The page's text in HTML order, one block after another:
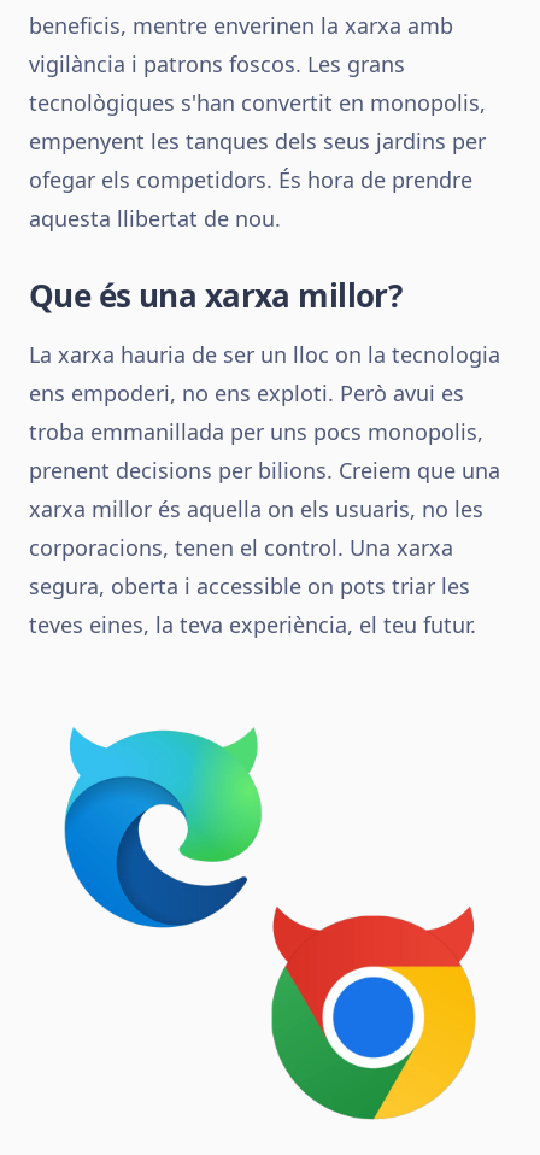
beneficis, mentre enverinen la xarxa amb
vigilància i patrons foscos. Les grans
tecnològiques s'han convertit en monopolis,
empenyent les tanques dels seus jardins per
ofegar els competidors. És hora de prendre
aquesta llibertat de nou.
Que és una xarxa millor?
La xarxa hauria de ser un lloc on la tecnologia
ens empoderi, no ens exploti. Però avui es
troba emmanillada per uns pocs monopolis,
prenent decisions per bilions. Creiem que una
xarxa millor és aquella on els usuaris, no les
corporacions, tenen el control. Una xarxa
segura, oberta i accessible on pots triar les
teves eines, la teva experiència, el teu futur.